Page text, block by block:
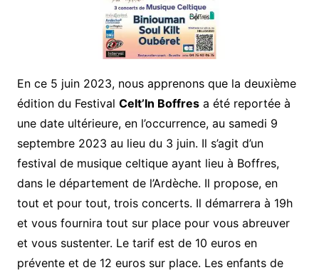
En ce 5 juin 2023, nous apprenons que la deuxième
édition du Festival Celt’In Boffresa été reportée à
une date ultérieure, en l’occurrence, au samedi 9
septembre 2023 au lieu du 3 juin. Il s’agit d’un
festival de musique celtique ayant lieu à Boffres,
dans le département de l’Ardèche. Il propose, en
tout et pour tout, trois concerts. Il démarrera à 19h
et vous fournira tout sur place pour vous abreuver
et vous sustenter. Le tarif est de 10 euros en
prévente et de 12 euros sur place. Les enfants de